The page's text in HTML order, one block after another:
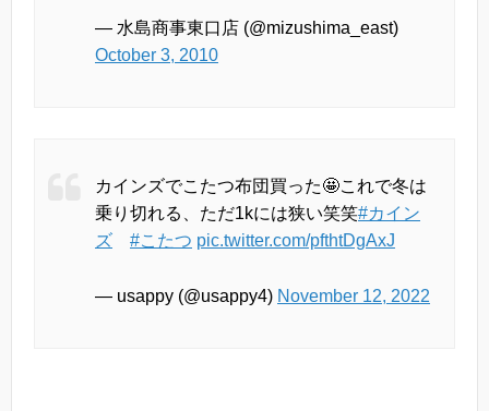
— 水島商事東口店 (@mizushima_east)
October 3, 2010
カインズでこたつ布団買った🤩これで冬は
乗り切れる、ただ1kには狭い笑笑#カイン
ズ
#こたつ pic.twitter.com/pfthtDgAxJ
— usappy (@usappy4) November 12, 2022